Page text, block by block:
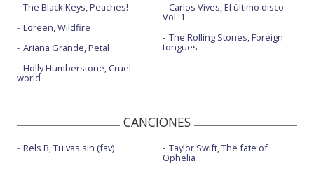
The Black Keys, Peaches!
Loreen, Wildfire
Ariana Grande, Petal
Holly Humberstone, Cruel
world
Carlos Vives, El último disco
Vol. 1
The Rolling Stones, Foreign
tongues
CANCIONES
Rels B, Tu vas sin (fav) Taylor Swift, The fate of
Ophelia